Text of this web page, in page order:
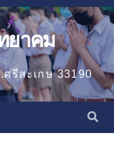
ยาคม
รีสะเกษ 33190